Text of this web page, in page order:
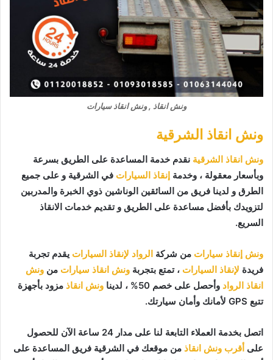
ونش انقاذ , ونش انقاذ سيارات
ونش انقاذ الشرقية
ونش انقاذ الشرقية نقدم خدمة المساعدة على الطريق بسرعة
وبأسعار معقولة ، وخدمة إنقاذ السيارات في الشرقية و على جميع
الطرق و لدينا فريق من السائقين الوناشين ذوي الخبرة والمدربين
لتزويدك بأفضل مساعدة على الطريق و تقديم خدمات الانقاذ
السريع.
ونش إنقاذ سيارات من شركة الرواد لإنقاذ السيارات يقدم تجربة
فريدة لإنقاذ السيارات ، تمتع بتجربة ونش انقاذ سيارات من ونش
انقاذ الرواد وأحصل على خصم 50% ، لدينا ونش انقاذ مزود بأجهزة
تتبع GPS لأمانك وأمان سيارتك.
اتصل بخدمة العملاء التابعة لنا على مدار 24 ساعة الآن للحصول
على أقرب ونش انقاذ من موقعك في الشرقية فريق المساعدة على